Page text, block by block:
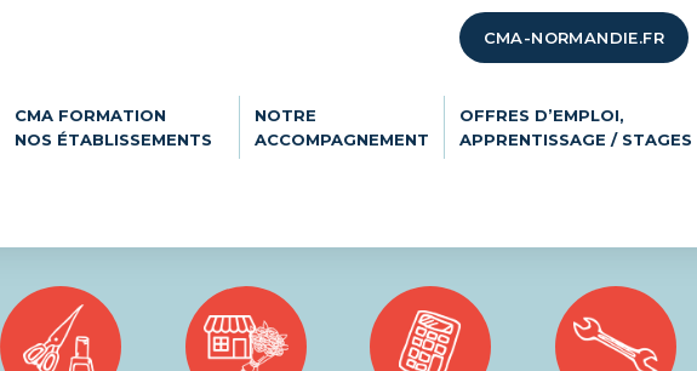
CMA-NORMANDIE.FR
CMA FORMATION
NOS ÉTABLISSEMENTS
NOTRE
ACCOMPAGNEMENT
OFFRES D’EMPLOI,
APPRENTISSAGE / STAGES